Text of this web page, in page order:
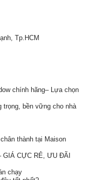
Tp.HCM
chính hãng– Lựa chọn
trọng, bền vững cho nhà
thành tại Maison
GIÁ CỰC RẺ, ƯU ĐÃI
chạy